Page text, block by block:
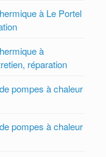
à Le Portel
à
réparation
pompes à chaleur
pompes à chaleur